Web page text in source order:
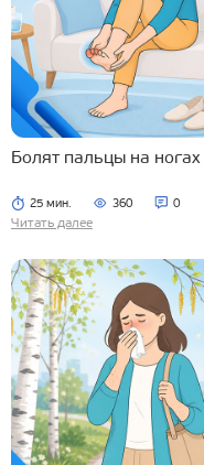
Болят пальцы на ногах
25 мин. 360 0
Читать далее